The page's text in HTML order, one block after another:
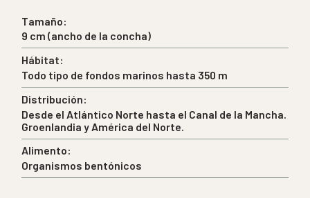
Tamaño:
9 cm (ancho de la concha)
Hábitat:
Todo tipo de fondos marinos hasta 350 m
Distribución:
Desde el Atlántico Norte hasta el Canal de la Mancha.
Groenlandia y América del Norte.
Alimento:
Organismos bentónicos